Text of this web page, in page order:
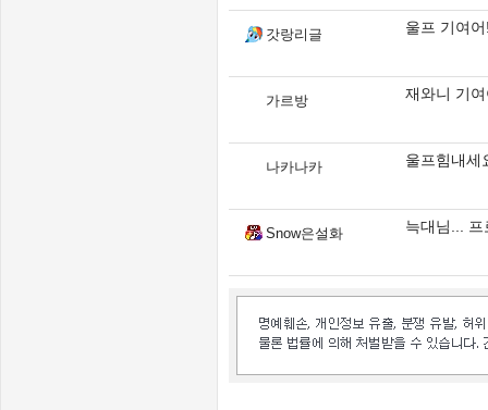
갓랑리글 울프 기여
가르방 재와니 기
나카나카 울프힘내세
Snow은설화 늑대님...